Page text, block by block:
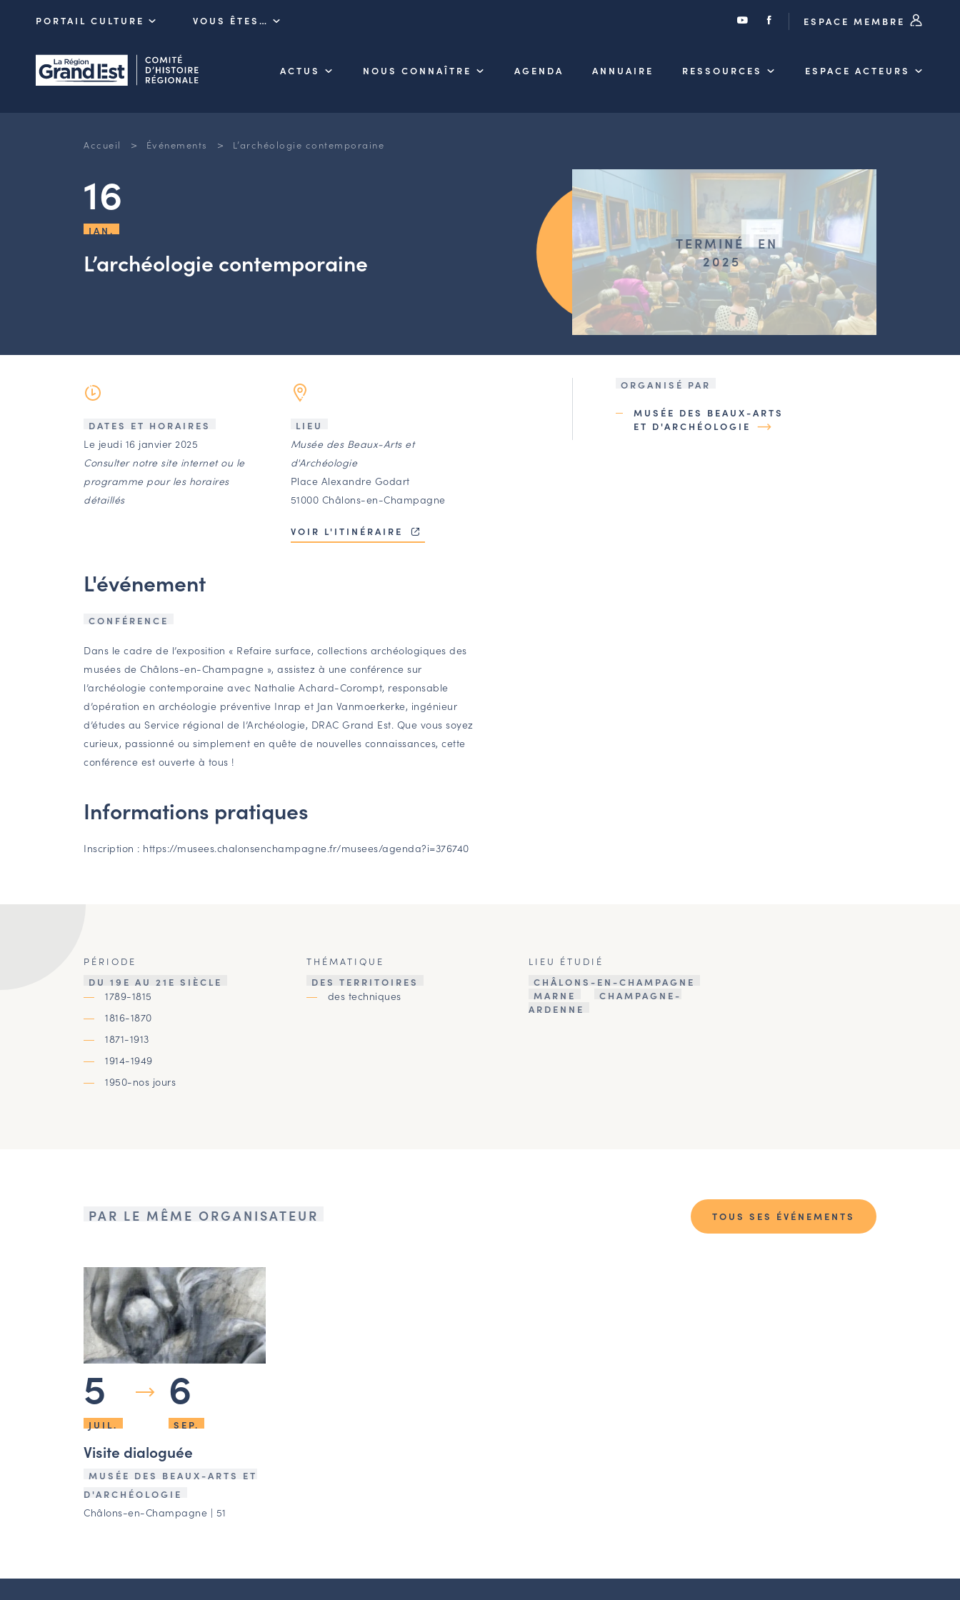
PORTAIL CULTURE VOUS ÊTES… ESPACE MEMBRE
ACTUS NOUS CONNAÎTRE AGENDA ANNUAIRE RESSOURCES ESPACE ACTEURS
Accueil > Événements > L’archéologie contemporaine
16
JAN.
L’archéologie contemporaine
DATES ET HORAIRES
Le jeudi 16 janvier 2025
Consulter notre site internet ou le
programme pour les horaires
détaillés
LIEU
Musée des Beaux-Arts et
d'Archéologie
Place Alexandre Godart
51000 Châlons-en-Champagne
VOIR L'ITINÉRAIRE
L'événement
CONFÉRENCE
Dans le cadre de l’exposition « Refaire surface, collections archéologiques des
musées de Châlons-en-Champagne », assistez à une conférence sur
l’archéologie contemporaine avec Nathalie Achard-Corompt, responsable
d’opération en archéologie préventive Inrap et Jan Vanmoerkerke, ingénieur
d’études au Service régional de l’Archéologie, DRAC Grand Est. Que vous soyez
curieux, passionné ou simplement en quête de nouvelles connaissances, cette
conférence est ouverte à tous !
Informations pratiques
Inscription : https://musees.chalonsenchampagne.fr/musees/agenda?i=376740
TERMINÉ
EN
2025
ORGANISÉ PAR
MUSÉE DES BEAUX-ARTS
ET D'ARCHÉOLOGIE
PÉRIODE
DU 19E AU 21E SIÈCLE
1789-1815
1816-1870
1871-1913
1914-1949
1950-nos jours
THÉMATIQUE
DES TERRITOIRES
des techniques
LIEU ÉTUDIÉ
CHÂLONS-EN-CHAMPAGNE
MARNE
CHAMPAGNE-
ARDENNE
PAR LE MÊME ORGANISATEUR TOUS SES ÉVÉNEMENTS
5
JUIL.
6
SEP.
Visite dialoguée
MUSÉE DES BEAUX-ARTS ET
D'ARCHÉOLOGIE
Châlons-en-Champagne | 51